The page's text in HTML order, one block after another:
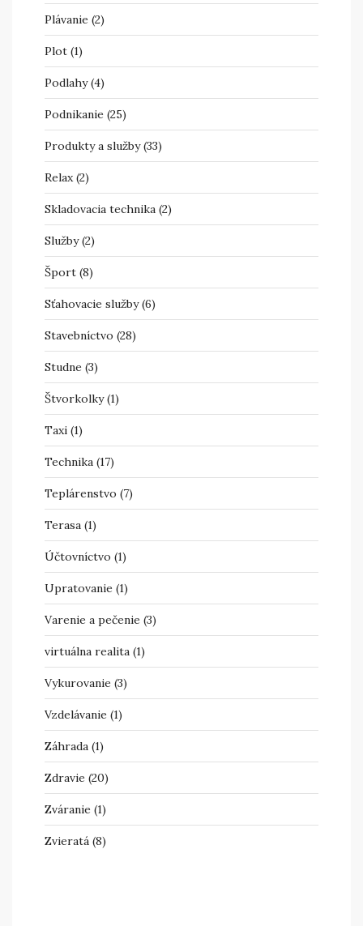
Plávanie (2)
Plot (1)
Podlahy(4)
Podnikanie (25)
Produkty a služby(33)
Relax(2)
Skladovacia technika (2)
Služby(2)
Šport (8)
Sťahovacie služby(6)
Stavebníctvo (28)
Studne (3)
Štvorkolky(1)
Taxi (1)
Technika (17)
Teplárenstvo (7)
Terasa (1)
Účtovníctvo (1)
Upratovanie (1)
Varenie a pečenie (3)
virtuálna realita (1)
Vykurovanie (3)
Vzdelávanie (1)
Záhrada (1)
Zdravie (20)
Zváranie (1)
Zvieratá (8)